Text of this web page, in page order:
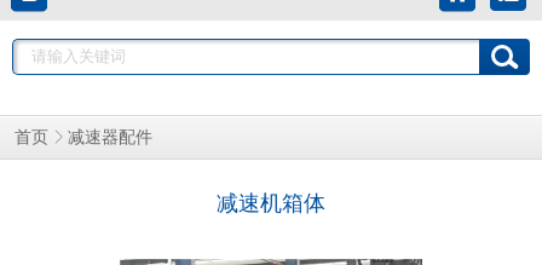
首页 减速器配件
减速机箱体